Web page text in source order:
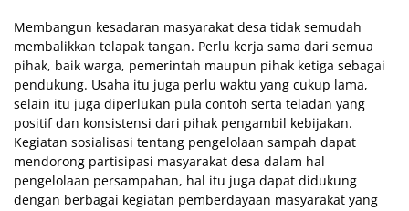
Membangun kesadaran masyarakat desa tidak semudah
membalikkan telapak tangan. Perlu kerja sama dari semua
pihak, baik warga, pemerintah maupun pihak ketiga sebagai
pendukung. Usaha itu juga perlu waktu yang cukup lama,
selain itu juga diperlukan pula contoh serta teladan yang
positif dan konsistensi dari pihak pengambil kebijakan.
Kegiatan sosialisasi tentang pengelolaan sampah dapat
mendorong partisipasi masyarakat desa dalam hal
pengelolaan persampahan, hal itu juga dapat didukung
dengan berbagai kegiatan pemberdayaan masyarakat yang